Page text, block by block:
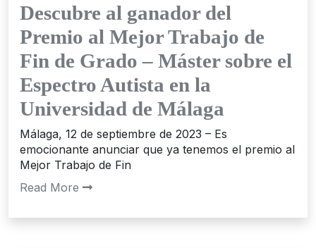
Descubre al ganador del
Premio al Mejor Trabajo de
Fin de Grado – Máster sobre el
Espectro Autista en la
Universidad de Málaga
Málaga, 12 de septiembre de 2023 – Es
emocionante anunciar que ya tenemos el premio al
Mejor Trabajo de Fin
Read More